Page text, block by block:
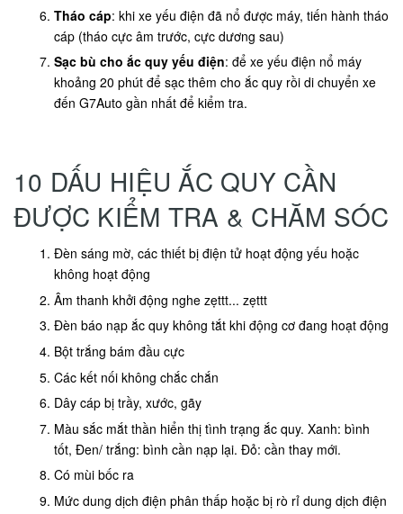
Tháo cáp: khi xe yếu điện đã nổ được máy, tiến hành tháo
cáp (tháo cực âm trước, cực dương sau)
Sạc bù cho ắc quy yếu điện: để xe yếu điện nổ máy
khoảng 20 phút để sạc thêm cho ắc quy rồi di chuyển xe
đến G7Auto gần nhất để kiểm tra.
10 DẤU HIỆU ẮC QUY CẦN
ĐƯỢC KIỂM TRA & CHĂM SÓC
Đèn sáng mờ, các thiết bị điện tử hoạt động yếu hoặc
không hoạt động
Âm thanh khởi động nghe zẹttt... zẹttt
Đèn báo nạp ắc quy không tắt khi động cơ đang hoạt động
Bột trắng bám đầu cực
Các kết nối không chắc chắn
Dây cáp bị trầy, xước, gãy
Màu sắc mắt thần hiển thị tình trạng ắc quy. Xanh: bình
tốt, Đen/ trắng: bình cần nạp lại. Đỏ: cần thay mới.
Có mùi bốc ra
Mức dung dịch điện phân thấp hoặc bị rò rỉ dung dịch điện